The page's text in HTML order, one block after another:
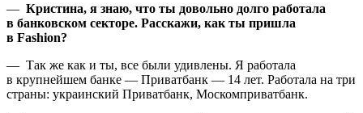
— Кристина, я знаю, что ты довольно долго работала
в банковском секторе. Расскажи, как ты пришла
в Fashion?
— Так же как и ты, все были удивлены. Я работала
в крупнейшем банке — Приватбанк — 14 лет. Работала на три
страны: украинский Приватбанк, Москомприватбанк.